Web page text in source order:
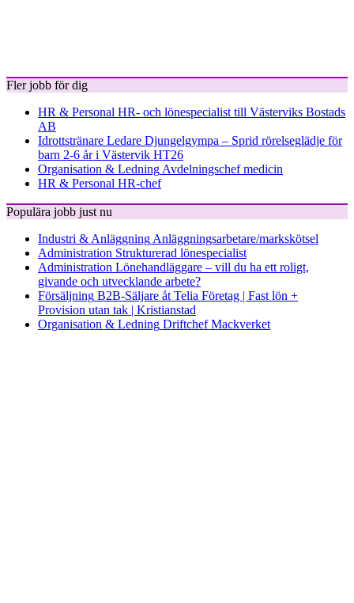
Fler jobb för dig
HR & Personal HR- och lönespecialist till Västerviks Bostads
AB
Idrottstränare Ledare Djungelgympa – Sprid rörelseglädje för
barn 2-6 år i Västervik HT26
Organisation & Ledning Avdelningschef medicin
HR & Personal HR-chef
Populära jobb just nu
Industri & Anläggning Anläggningsarbetare/markskötsel
Administration Strukturerad lönespecialist
Administration Lönehandläggare – vill du ha ett roligt,
givande och utvecklande arbete?
Försäljning B2B-Säljare åt Telia Företag | Fast lön +
Provision utan tak | Kristianstad
Organisation & Ledning Driftchef Mackverket